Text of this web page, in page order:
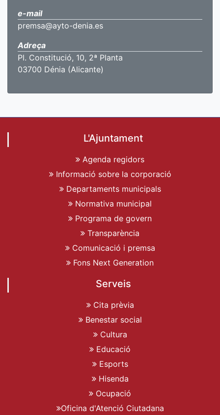
e-mail
premsa@ayto-denia.es
Adreça
Pl. Constitució, 10, 2ª Planta
03700 Dénia (Alicante)
L'Ajuntament
Agenda regidors
Informació sobre la corporació
Departaments municipals
Normativa municipal
Programa de govern
Transparència
Comunicació i premsa
Fons Next Generation
Serveis
Cita prèvia
Benestar social
Cultura
Educació
Esports
Hisenda
Ocupació
Oficina d'Atenció Ciutadana